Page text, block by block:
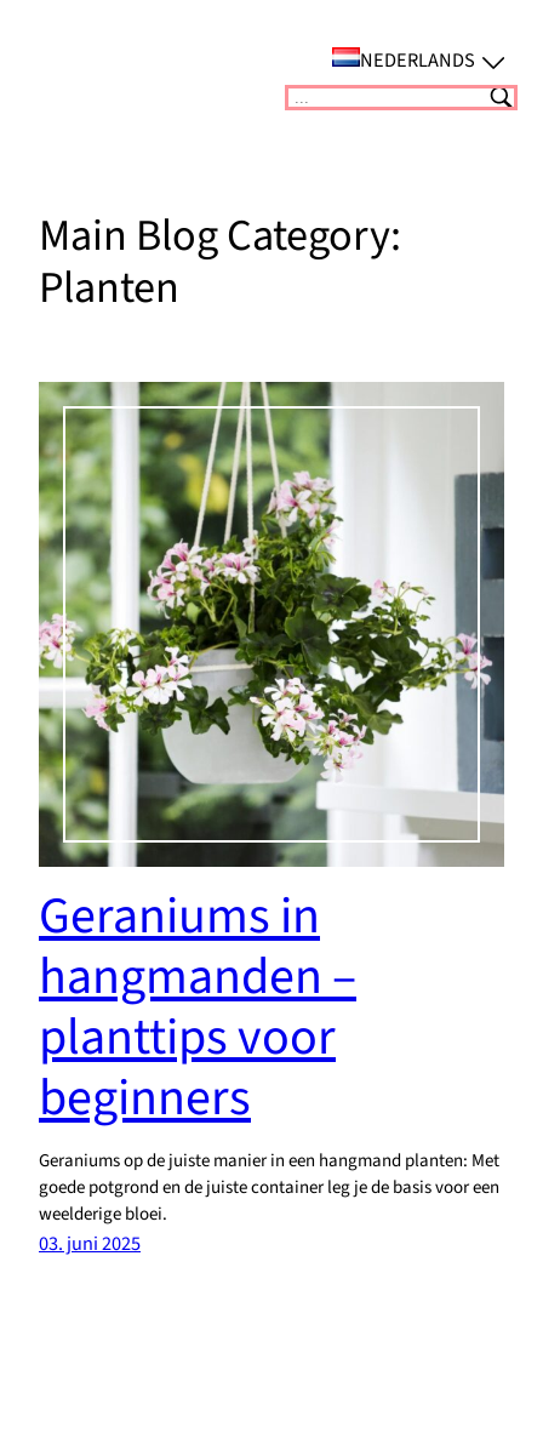
NEDERLANDS
Suchen
Main Blog Category:
Planten
Geraniums in
hangmanden –
planttips voor
beginners
Geraniums op de juiste manier in een hangmand planten: Met
goede potgrond en de juiste container leg je de basis voor een
weelderige bloei.
03. juni 2025